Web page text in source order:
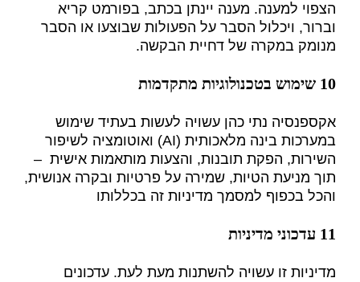
הצפוי למענה. מענה יינתן בכתב, בפורמט קריא
וברור, ויכלול הסבר על הפעולות שבוצעו או הסבר
מנומק במקרה של דחיית הבקשה.
10 שימוש בטכנולוגיות מתקדמות
אקספנסיה נתי כהן עשויה לעשות בעתיד שימוש
במערכות בינה מלאכותית (AI) ואוטומציה לשיפור
השירות, הפקת תובנות, והצעות מותאמות אישית –
תוך מניעת הטיות, שמירה על פרטיות ובקרה אנושית,
והכל בכפוף למסמך מדיניות זה בכללותו
11 עדכוני מדיניות
מדיניות זו עשויה להשתנות מעת לעת. עדכונים